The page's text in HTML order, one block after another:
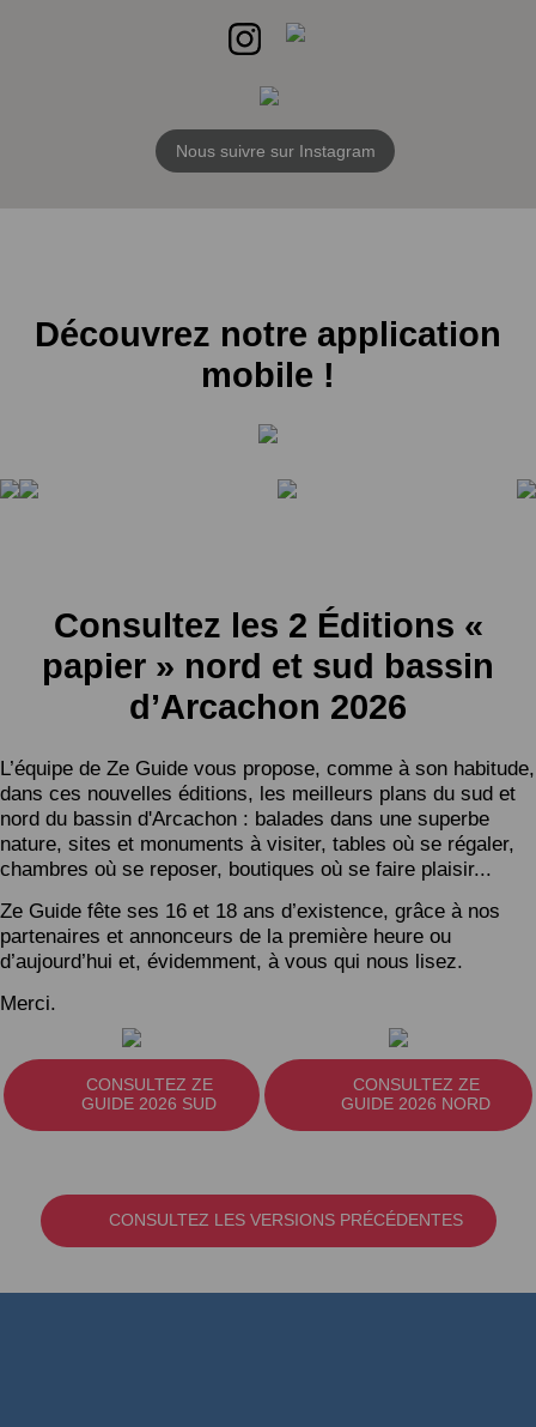
Nous suivre sur Instagram
Découvrez notre application
mobile !
Consultez les 2 Éditions «
papier » nord et sud bassin
d’Arcachon 2026
L’équipe de Ze Guide vous propose, comme à son habitude,
dans ces nouvelles éditions, les meilleurs plans du sud et
nord du bassin d'Arcachon : balades dans une superbe
nature, sites et monuments à visiter, tables où se régaler,
chambres où se reposer, boutiques où se faire plaisir...
Ze Guide fête ses 16 et 18 ans d’existence, grâce à nos
partenaires et annonceurs de la première heure ou
d’aujourd’hui et, évidemment, à vous qui nous lisez.
Merci.
CONSULTEZ ZE
GUIDE 2026 SUD
CONSULTEZ ZE
GUIDE 2026 NORD
CONSULTEZ LES VERSIONS PRÉCÉDENTES